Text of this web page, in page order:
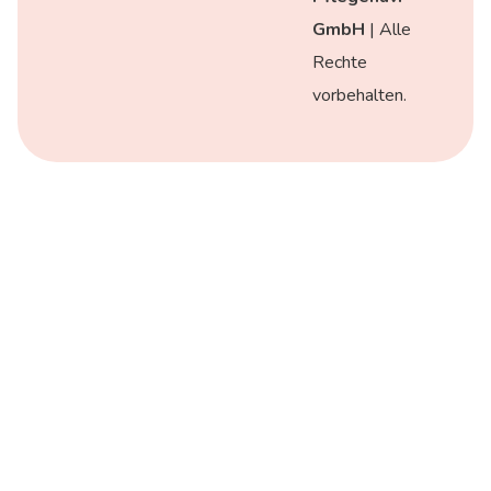
GmbH | Alle
Rechte
vorbehalten.